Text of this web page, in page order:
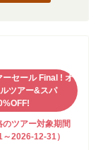
ーセール Final ! オ
ツアー&スパ
のツアー対象期間
2026-12-31）